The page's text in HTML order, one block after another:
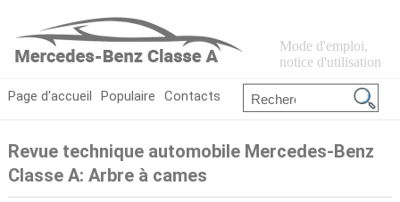
Mode d'emploi,
notice d'utilisation
Page d'accueil Populaire Contacts
Revue technique automobile Mercedes-Benz
Classe A: Arbre à cames